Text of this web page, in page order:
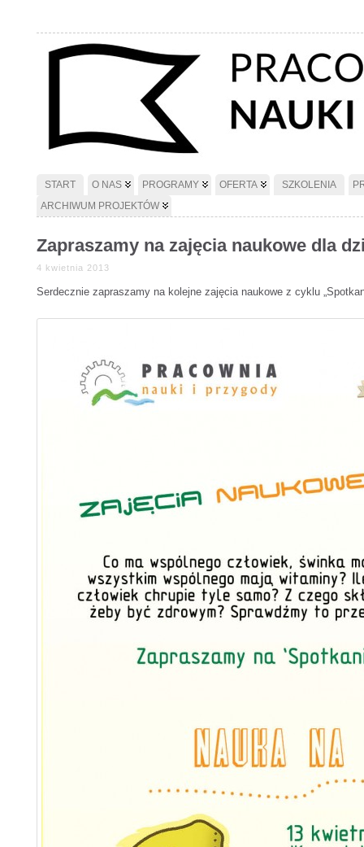
START O NAS PROGRAMY OFERTA SZKOLENIA
ARCHIWUM PROJEKTÓW
Zapraszamy na zajęcia naukowe dla
4 kwietnia 2013
Serdecznie zapraszamy na kolejne zajęcia naukowe z cyklu